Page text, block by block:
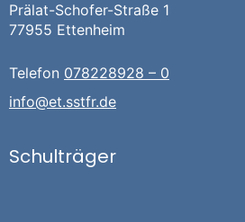
Prälat-Schofer-Straße 1
77955 Ettenheim
Telefon 078228928 – 0
info@et.sstfr.de
Schulträger